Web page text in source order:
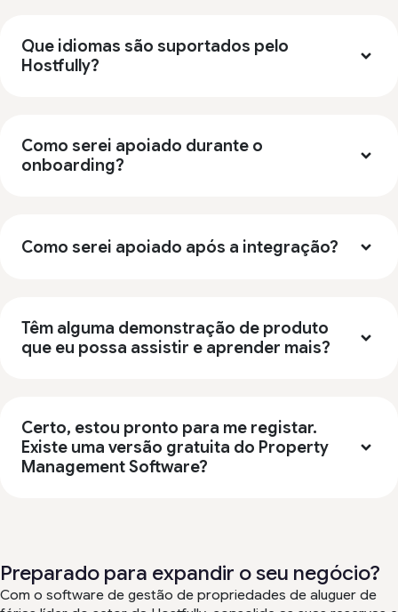
Que idiomas são suportados pelo
Hostfully?
Como serei apoiado durante o
onboarding?
Como serei apoiado após a integração?
Têm alguma demonstração de produto
que eu possa assistir e aprender mais?
Certo, estou pronto para me registar.
Existe uma versão gratuita do Property
Management Software?
Preparado para expandir o seu negócio?
Com o software de gestão de propriedades de aluguer de